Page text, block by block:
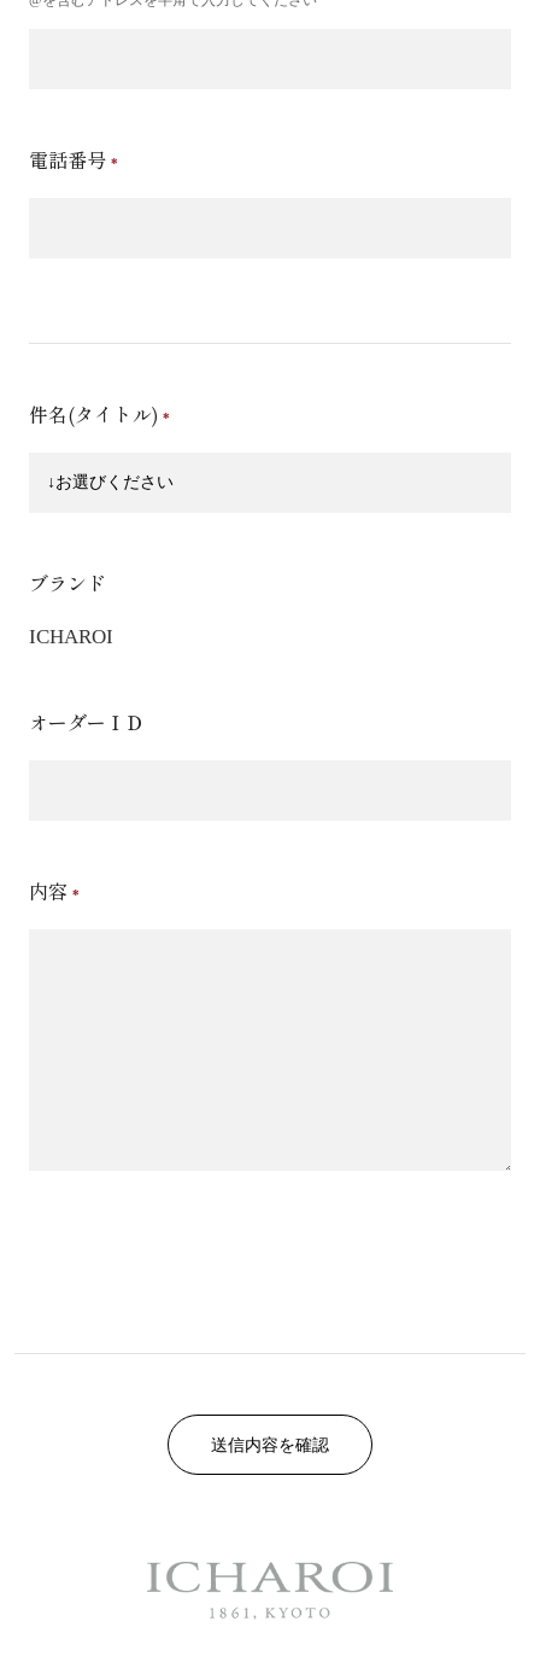
電話番号
件名(タイトル)
ブランド
ICHAROI
オーダーＩＤ
内容